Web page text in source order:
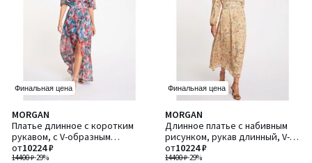
Финальная цена
MORGAN
Платье длинное с коротким
рукавом, с V-образным
вырезом
14400 ₽-29%
от10224 ₽
5
/
5
Финальная цена
MORGAN
Длинное платье с набивным
рисунком, рукав длинный, V-
образный вырез
14400 ₽-29%
от10224 ₽